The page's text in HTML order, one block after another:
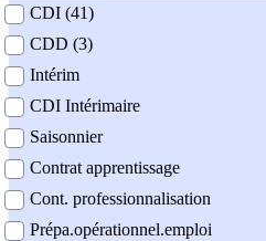
contrat
CDI (41)
CDD (3)
Intérim
CDI Intérimaire
Saisonnier
Contrat apprentissage
Cont. professionnalisation
Prépa.opérationnel.emploi